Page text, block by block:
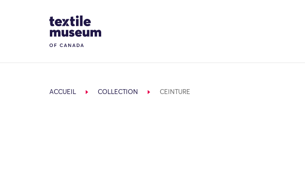
Site Logo
ACCUEIL COLLECTION CEINTURE